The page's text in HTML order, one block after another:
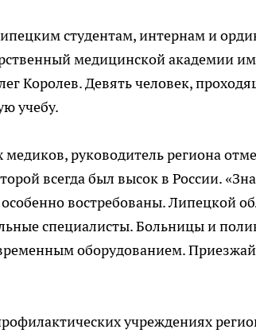
студентам, интернам и
медицинской академии
Королев. Девять человек,
учебу.
руководитель региона
всегда был высок в России.
особенно востребованы. Липецкой
специалисты. Больницы и
оборудованием.
учреждениях